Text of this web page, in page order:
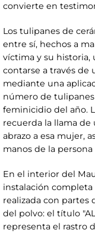
convierte en
Los tulipanes de
entre sí, hechos a
víctima y su historia,
contarse a través de
mediante una
número de
feminicidio del año.
recuerda la llama de
abrazo a esa mujer,
manos de la
En el interior del
instalación completa
realizada con partes
del polvo: el título
representa el rastro